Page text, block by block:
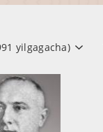
yilgagacha)